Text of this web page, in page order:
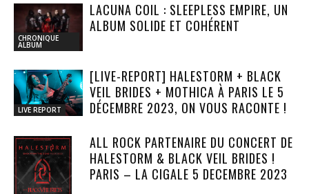
CHRONIQUE
ALBUM
LACUNA COIL : SLEEPLESS EMPIRE, UN
ALBUM SOLIDE ET COHÉRENT
LIVE REPORT
[LIVE-REPORT] HALESTORM + BLACK
VEIL BRIDES + MOTHICA À PARIS LE 5
DÉCEMBRE 2023, ON VOUS RACONTE !
ALL ROCK PARTENAIRE DU CONCERT DE
HALESTORM & BLACK VEIL BRIDES !
PARIS – LA CIGALE 5 DECEMBRE 2023